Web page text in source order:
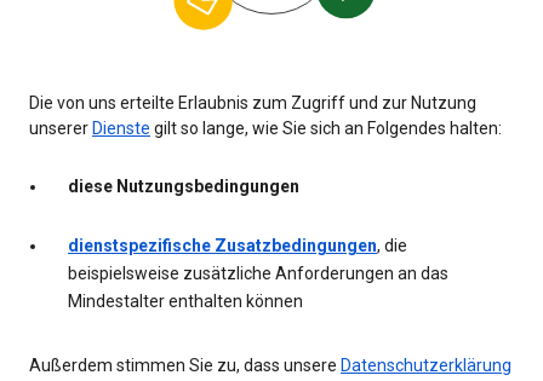
Die von uns erteilte Erlaubnis zum Zugriff und zur Nutzung
unsererDienste gilt so lange, wie Sie sich an Folgendes halten:
diese Nutzungsbedingungen
dienstspezifische Zusatzbedingungen, die
beispielsweise zusätzliche Anforderungen an das
Mindestalter enthalten können
Außerdem stimmen Sie zu, dass unsere Datenschutzerklärung